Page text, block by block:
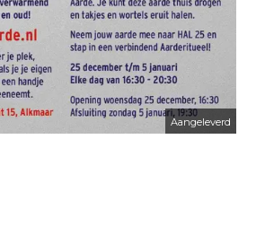
Aangeleverd